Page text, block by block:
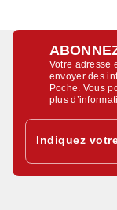
Votre adresse
envoyer des
Poche. Vous
plus
Indiquez